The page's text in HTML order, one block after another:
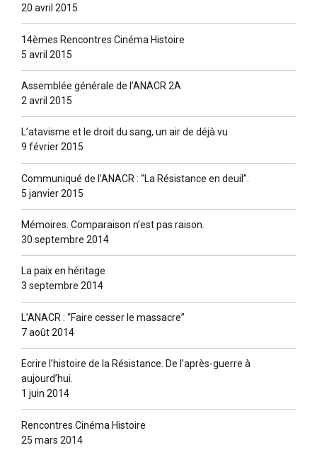
20 avril 2015
14èmes Rencontres Cinéma Histoire
5 avril 2015
Assemblée générale de l’ANACR 2A
2 avril 2015
L’atavisme et le droit du sang, un air de déjà vu
9 février 2015
Communiqué de l’ANACR : “La Résistance en deuil”.
5 janvier 2015
Mémoires. Comparaison n’est pas raison.
30 septembre 2014
La paix en héritage
3 septembre 2014
L’ANACR : “Faire cesser le massacre”
7 août 2014
Ecrire l’histoire de la Résistance. De l’après-guerre à
aujourd’hui.
1 juin 2014
Rencontres Cinéma Histoire
25 mars 2014